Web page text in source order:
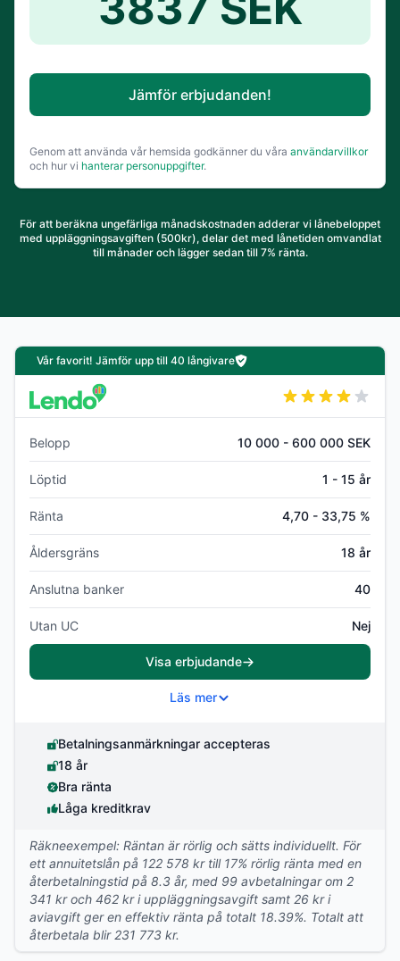
Jämför erbjudanden!
Genom att använda vår hemsida godkänner du våra användarvillkor
och hur vi hanterar personuppgifter.
För att beräkna ungefärliga månadskostnaden adderar vi lånebeloppet
med uppläggningsavgiften (500kr), delar det med lånetiden omvandlat
till månader och lägger sedan till 7% ränta.
Vår favorit! Jämför upp till 40 långivare
Belopp 10 000 - 600 000 SEK
Löptid 1 - 15 år
Ränta 4,70 - 33,75 %
Åldersgräns 18 år
Anslutna banker 40
Utan UC Nej
Visa erbjudande
Läs mer
Betalningsanmärkningar accepteras
18 år
Bra ränta
Låga kreditkrav
Räkneexempel: Räntan är rörlig och sätts individuellt. För
ett annuitetslån på 122 578 kr till 17% rörlig ränta med en
återbetalningstid på 8.3 år, med 99 avbetalningar om 2
341 kr och 462 kr i uppläggningsavgift samt 26 kr i
aviavgift ger en effektiv ränta på totalt 18.39%. Totalt att
återbetala blir 231 773 kr.